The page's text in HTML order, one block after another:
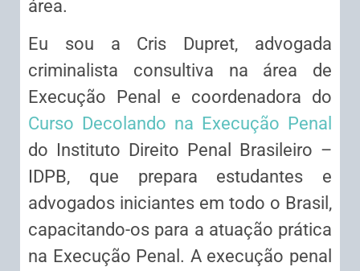
área.
Eu sou a Cris Dupret, advogada
criminalista consultiva na área de
Execução Penal e coordenadora do
Curso Decolando na Execução Penal
do Instituto Direito Penal Brasileiro –
IDPB, que prepara estudantes e
advogados iniciantes em todo o Brasil,
capacitando-os para a atuação prática
na Execução Penal. A execução penal